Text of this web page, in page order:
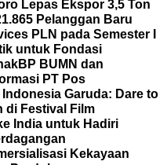
Lepas Ekspor 3,5 Ton
Pelanggan Baru
PLN pada Semester I
untuk Fondasi
BP BUMN dan
PT Pos
Garuda: Dare to
di Festival Film
India untuk Hadiri
Kekayaan